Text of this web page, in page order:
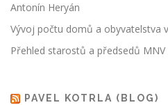
Antonín Heryán
Vývoj počtu domů a obyvatelstva
Přehled starostů a předsedů
PAVEL KOTRLA (BLOG)